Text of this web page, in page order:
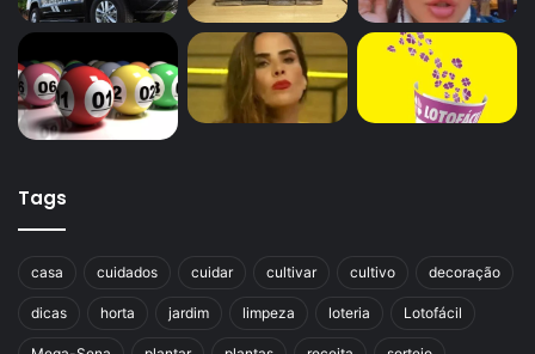
Tags
casa cuidados cuidar cultivar cultivo decoração
dicas horta jardim limpeza loteria Lotofácil